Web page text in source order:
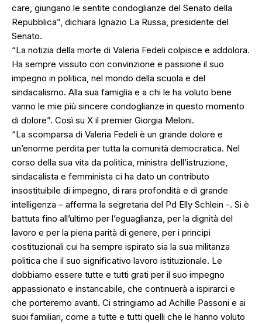
care, giungano le sentite condoglianze del Senato della
Repubblica”, dichiara Ignazio La Russa, presidente del
Senato.
“La notizia della morte di Valeria Fedeli colpisce e addolora.
Ha sempre vissuto con convinzione e passione il suo
impegno in politica, nel mondo della scuola e del
sindacalismo. Alla sua famiglia e a chi le ha voluto bene
vanno le mie più sincere condoglianze in questo momento
di dolore”. Così su X il premier Giorgia Meloni.
“La scomparsa di Valeria Fedeli è un grande dolore e
un’enorme perdita per tutta la comunità democratica. Nel
corso della sua vita da politica, ministra dell’istruzione,
sindacalista e femminista ci ha dato un contributo
insostituibile di impegno, di rara profondità e di grande
intelligenza – afferma la segretaria del Pd Elly Schlein -. Si è
battuta fino all’ultimo per l’eguaglianza, per la dignità del
lavoro e per la piena parità di genere, per i principi
costituzionali cui ha sempre ispirato sia la sua militanza
politica che il suo significativo lavoro istituzionale. Le
dobbiamo essere tutte e tutti grati per il suo impegno
appassionato e instancabile, che continuerà a ispirarci e
che porteremo avanti. Ci stringiamo ad Achille Passoni e ai
suoi familiari, come a tutte e tutti quelli che le hanno voluto